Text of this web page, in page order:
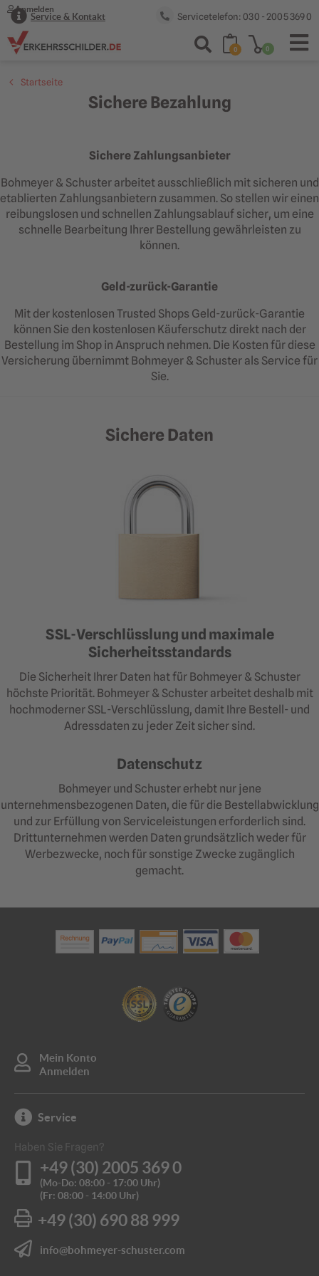
Servicetelefon: 030 - 2005 369 0
Service & Kontakt
Anmelden
0 0
Startseite
Sichere Bezahlung
Sichere Zahlungsanbieter
Bohmeyer & Schuster arbeitet ausschließlich mit sicheren und
etablierten Zahlungsanbietern zusammen. So stellen wir einen
reibungslosen und schnellen Zahlungsablauf sicher, um eine
schnelle Bearbeitung Ihrer Bestellung gewährleisten zu
können.
Geld-zurück-Garantie
Mit der kostenlosen Trusted Shops Geld-zurück-Garantie
können Sie den kostenlosen Käuferschutz direkt nach der
Bestellung im Shop in Anspruch nehmen. Die Kosten für diese
Versicherung übernimmt Bohmeyer & Schuster als Service für
Sie.
Sichere Daten
SSL-Verschlüsslung und maximale
Sicherheitsstandards
Die Sicherheit Ihrer Daten hat für Bohmeyer & Schuster
höchste Priorität. Bohmeyer & Schuster arbeitet deshalb mit
hochmoderner SSL-Verschlüsslung, damit Ihre Bestell- und
Adressdaten zu jeder Zeit sicher sind.
Datenschutz
Bohmeyer und Schuster erhebt nur jene
unternehmensbezogenen Daten, die für die Bestellabwicklung
und zur Erfüllung von Serviceleistungen erforderlich sind.
Drittunternehmen werden Daten grundsätzlich weder für
Werbezwecke, noch für sonstige Zwecke zugänglich
gemacht.
Mein Konto
Anmelden
Service
Haben Sie Fragen?
+49 (30) 2005 369 0
(Mo-Do: 08:00 - 17:00 Uhr)
(Fr: 08:00 - 14:00 Uhr)
+49 (30) 690 88 999
info@bohmeyer-schuster.com